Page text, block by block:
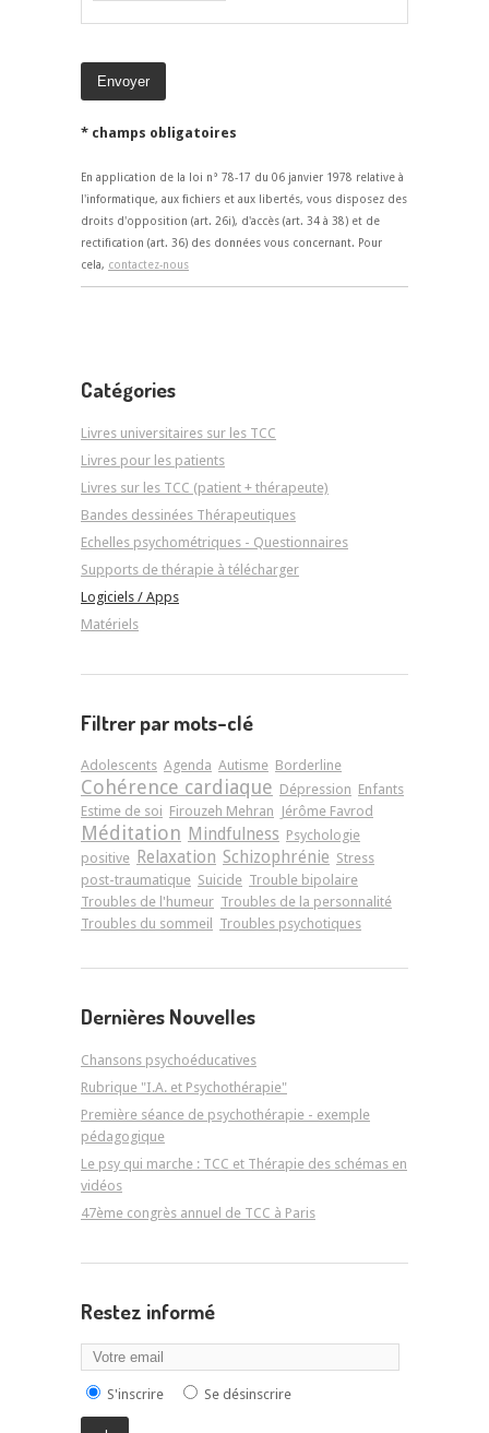
* champs obligatoires
En application de la loi n° 78-17 du 06 janvier 1978 relative à
l'informatique, aux fichiers et aux libertés, vous disposez des
droits d'opposition (art. 26i), d'accès (art. 34 à 38) et de
rectification (art. 36) des données vous concernant. Pour
cela, contactez-nous
Catégories
Livres universitaires sur les TCC
Livres pour les patients
Livres sur les TCC (patient + thérapeute)
Bandes dessinées Thérapeutiques
Echelles psychométriques - Questionnaires
Supports de thérapie à télécharger
Logiciels / Apps
Matériels
Filtrer par mots-clé
Adolescents Agenda Autisme Borderline
Cohérence cardiaque Dépression Enfants
Estime de soi Firouzeh Mehran Jérôme Favrod
Méditation Mindfulness Psychologie
positive Relaxation Schizophrénie Stress
post-traumatique Suicide Trouble bipolaire
Troubles de l'humeur Troubles de la personnalité
Troubles du sommeil
Troubles psychotiques
Dernières Nouvelles
Chansons psychoéducatives
Rubrique "I.A. et Psychothérapie"
Première séance de psychothérapie - exemple
pédagogique
Le psy qui marche : TCC et Thérapie des schémas en
vidéos
47ème congrès annuel de TCC à Paris
Restez informé
S'inscrire Se désinscrire